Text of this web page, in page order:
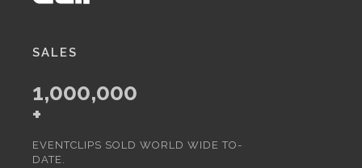
SALES
1,000,000
+
EVENTCLIPS SOLD WORLD WIDE TO-
DATE.